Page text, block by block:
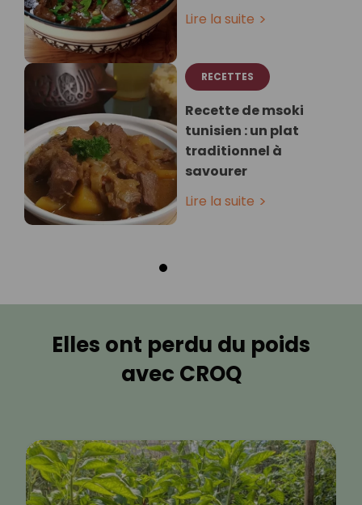
Lire la suite
RECETTES
Recette de msoki
tunisien : un plat
traditionnel à
savourer
Lire la suite
Elles ont perdu du poids
avec CROQ